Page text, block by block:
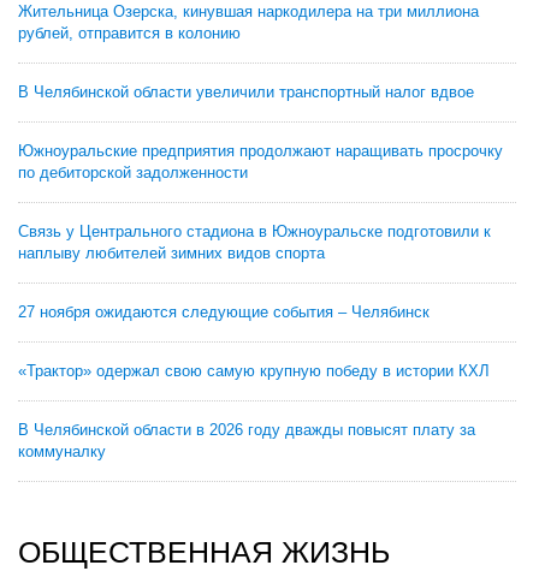
Жительница Озерска, кинувшая наркодилера на три миллиона
рублей, отправится в колонию
В Челябинской области увеличили транспортный налог вдвое
Южноуральские предприятия продолжают наращивать просрочку
по дебиторской задолженности
Связь у Центрального стадиона в Южноуральске подготовили к
наплыву любителей зимних видов спорта
27 ноября ожидаются следующие события – Челябинск
«Трактор» одержал свою самую крупную победу в истории КХЛ
В Челябинской области в 2026 году дважды повысят плату за
коммуналку
ОБЩЕСТВЕННАЯ ЖИЗНЬ